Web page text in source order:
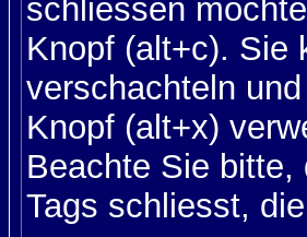
schliessen
Knopf (alt+c). Sie
verschachteln
Knopf (alt+x)
Beachte Sie bitte,
Tags schliesst,